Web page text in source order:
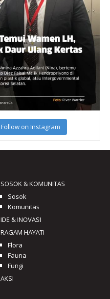
Follow on Instagram
SOSOK & KOMUNITAS
Sosok
Komunitas
IDE & INOVASI
RAGAM HAYATI
Flora
Fauna
Fungi
AKSI